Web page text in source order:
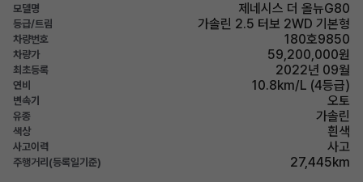
모델명 제네시스 더 올뉴G80
등급/트림 가솔린 2.5 터보 2WD 기본형
차량번호 180호9850
차량가 59,200,000원
최초등록 2022년 09월
연비 10.8km/L (4등급)
변속기 오토
유종 가솔린
색상 흰색
사고이력 사고
주행거리(등록일기준) 27,445km